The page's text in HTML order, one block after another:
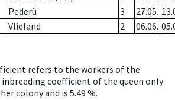
Pederü 3 27.05.
Vlieland 2 06.06.
refers to the workers of the
inbreeding coefficient of the queen only
colony and is 5.49 %.